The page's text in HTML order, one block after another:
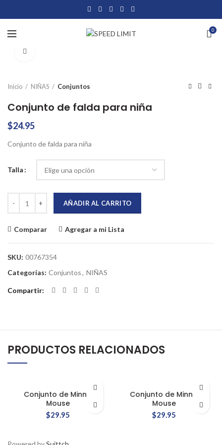
0
Inicio NIÑAS Conjuntos
Conjunto de falda para niña
$24.95
Conjunto de falda para niña
Talla
AÑADIR AL CARRITO
Comparar Agregar a mi Lista
SKU: 00767354
Categorías: Conjuntos, NIÑAS
Compartir
PRODUCTOS RELACIONADOS
Conjunto de Minnie
Mouse
$29.95
Conjunto de Minnie
Mouse
$29.95